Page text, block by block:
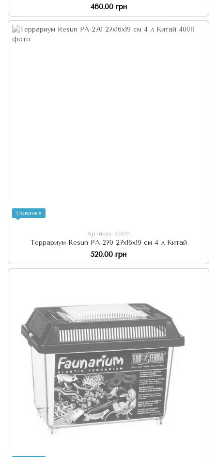
460.00 грн
Новинка
Артикул: 40011
Террариум Resun РA-270 27х16х19 см 4 л Китай
520.00 грн